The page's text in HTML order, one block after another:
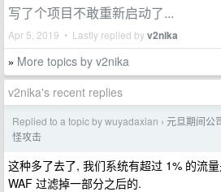
写了个项目不敢重新启动了...
Apr 5, 2019 • Lastly replied byv2nika
» More topics by v2nika
v2nika's recent replies
Replied to a topic by wuyadaxian › 元旦期间公
怪攻击
这种多了去了, 我们系统有超过 1% 的流
WAF 过滤掉一部分之后的.